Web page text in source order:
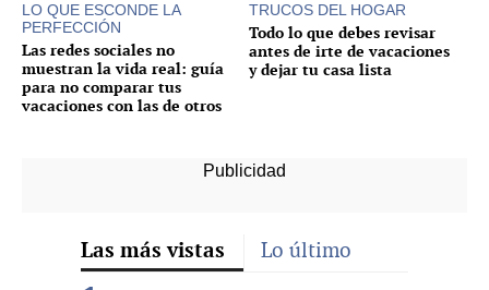
LO QUE ESCONDE LA
PERFECCIÓN
Las redes sociales no
muestran la vida real: guía
para no comparar tus
vacaciones con las de otros
TRUCOS DEL HOGAR
Todo lo que debes revisar
antes de irte de vacaciones
y dejar tu casa lista
Las más vistas Lo último